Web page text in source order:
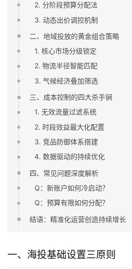
2. 分阶段预算分配法
3. 动态出价调控机制
二、地域投放的黄金组合策略
1. 核心市场分级锁定
2. 物流半径智能匹配
3. 气候经济叠加筛选
三、成本控制的四大杀手锏
1. 无效流量过滤系统
2. 时段效益最大化配置
3. 竞品防御体系搭建
4. 数据驱动的持续优化
四、常见问题深度解析
Q：新账户如何冷启动？
Q：预算有限如何分配？
结语：精准化运营创造持续增长
一、海投基础设置三原则